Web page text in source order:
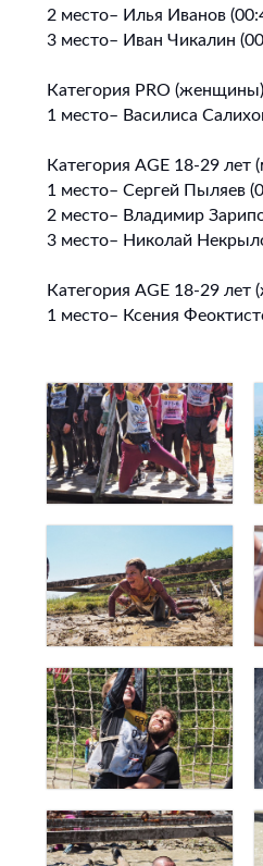
2 место– Илья Иванов
3 место– Иван Чикалин
Категория PRO
1 место– Василиса
Категория AGE 18-29 лет
1 место– Сергей Пыляев
2 место– Владимир
3 место– Николай
Категория AGE 18-29
1 место– Ксения